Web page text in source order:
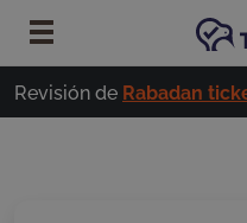
Revisión de Rabadan